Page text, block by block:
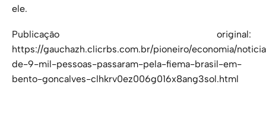
ele.
Publicação original:
https://gauchazh.clicrbs.com.br/pioneiro/economia/
de-9-mil-pessoas-passaram-pela-fiema-brasil-em-
bento-goncalves-clhkrv0ez006g016x8ang3sol.html